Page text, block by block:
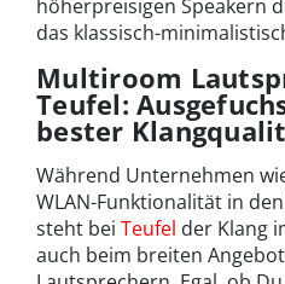
höherpreisigen Speakern
das klassisch-
Multiroom
Teufel:
bester
Während Unternehmen
WLAN-Funktionalität in
steht bei Teufel der Klang
auch beim breiten